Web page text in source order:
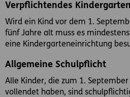
Verpflichtendes
Wird ein Kind vor dem 1.
fünf Jahre alt muss es
eine Kindergarteneinrichtung
Allgemeine Schulpflicht
Alle Kinder, die zum 1.
vollendet haben, sind